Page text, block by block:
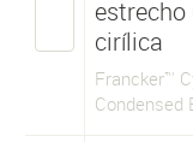
cirílica
Francker™
Condensed